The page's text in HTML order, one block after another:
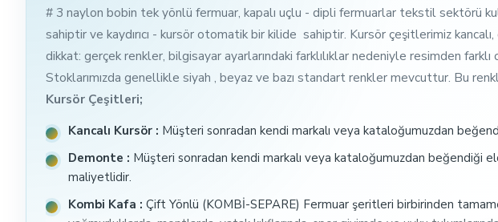
# 3 naylon bobin tek yönlü fermuar, kapalı uçlu - dipli fermuarlar tekstil sektörü
sahiptir ve kaydırıcı - kursör otomatik bir kilide sahiptir. Kursör çeşitlerimiz
dikkat: gerçek renkler, bilgisayar ayarlarındaki farklılıklar nedeniyle resimden farklı
Stoklarımızda genellikle siyah , beyaz ve bazı standart renkler mevcuttur. Bu
Kursör Çeşitleri;
Kancalı Kursör : Müşteri sonradan kendi markalı veya kataloğumuzdan
Demonte : Müşteri sonradan kendi markalı veya kataloğumuzdan beğendiği
maliyetlidir.
Kombi Kafa : Çift Yönlü (KOMBİ-SEPARE) Fermuar şeritleri birbirinden